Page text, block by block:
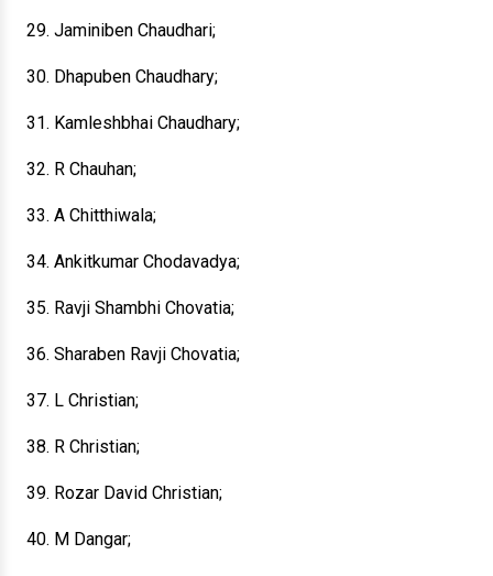
29. Jaminiben Chaudhari;
30. Dhapuben Chaudhary;
31. Kamleshbhai Chaudhary;
32. R Chauhan;
33. A Chitthiwala;
34. Ankitkumar Chodavadya;
35. Ravji Shambhi Chovatia;
36. Sharaben Ravji Chovatia;
37. L Christian;
38. R Christian;
39. Rozar David Christian;
40. M Dangar;